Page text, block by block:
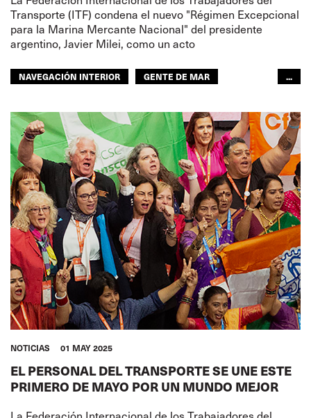
Transporte (ITF) condena el nuevo "Régimen Excepcional
para la Marina Mercante Nacional" del presidente
argentino, Javier Milei, como un acto
NAVEGACIÓN INTERIOR
GENTE DE MAR
...
NOTICIAS 01 MAY 2025
EL PERSONAL DEL TRANSPORTE SE UNE ESTE
PRIMERO DE MAYO POR UN MUNDO MEJOR